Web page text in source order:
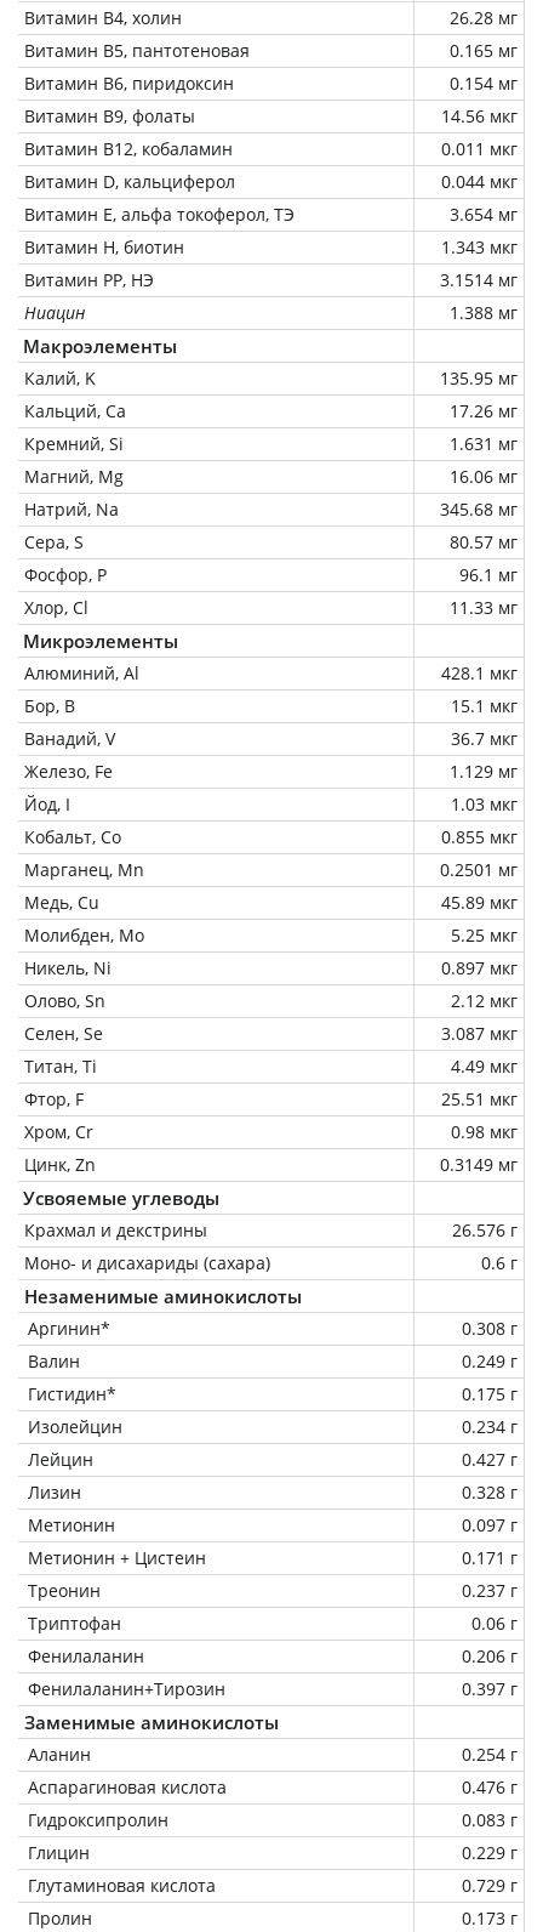
Витамин В4, холин
26.28 мг
Витамин В5, пантотеновая
0.165 мг
Витамин В6, пиридоксин
0.154 мг
Витамин В9, фолаты
14.56 мкг
Витамин В12, кобаламин
0.011 мкг
Витамин D, кальциферол
0.044 мкг
Витамин Е, альфа токоферол, ТЭ
3.654 мг
Витамин Н, биотин
1.343 мкг
Витамин РР, НЭ
3.1514 мг
Ниацин
1.388 мг
Макроэлементы
Калий, K
135.95 мг
Кальций, Ca
17.26 мг
Кремний, Si
1.631 мг
Магний, Mg
16.06 мг
Натрий, Na
345.68 мг
Сера, S
80.57 мг
Фосфор, P
96.1 мг
Хлор, Cl
11.33 мг
Микроэлементы
Алюминий, Al
428.1 мкг
Бор, B
15.1 мкг
Ванадий, V
36.7 мкг
Железо, Fe
1.129 мг
Йод, I
1.03 мкг
Кобальт, Co
0.855 мкг
Марганец, Mn
0.2501 мг
Медь, Cu
45.89 мкг
Молибден, Mo
5.25 мкг
Никель, Ni
0.897 мкг
Олово, Sn
2.12 мкг
Селен, Se
3.087 мкг
Титан, Ti
4.49 мкг
Фтор, F
25.51 мкг
Хром, Cr
0.98 мкг
Цинк, Zn
0.3149 мг
Усвояемые углеводы
Крахмал и декстрины
26.576 г
Моно- и дисахариды (сахара)
0.6 г
Незаменимые аминокислоты
Аргинин*
0.308 г
Валин
0.249 г
Гистидин*
0.175 г
Изолейцин
0.234 г
Лейцин
0.427 г
Лизин
0.328 г
Метионин
0.097 г
Метионин + Цистеин
0.171 г
Треонин
0.237 г
Триптофан
0.06 г
Фенилаланин
0.206 г
Фенилаланин+Тирозин
0.397 г
Заменимые аминокислоты
Аланин
0.254 г
Аспарагиновая кислота
0.476 г
Гидроксипролин
0.083 г
Глицин
0.229 г
Глутаминовая кислота
0.729 г
Пролин
0.173 г